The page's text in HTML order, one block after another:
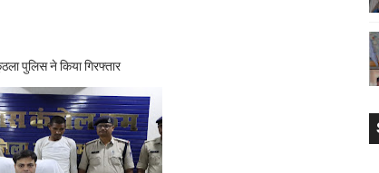
एक पेड़ माँ के नाम के लिए किया गया वृक्षारोपण
राहगीरों में कौतूहल
हत्या करने वाला आरोपी कुठला पुलिस ने किया गिरफ्तार
पुलिस ने किया गिरफ्तार